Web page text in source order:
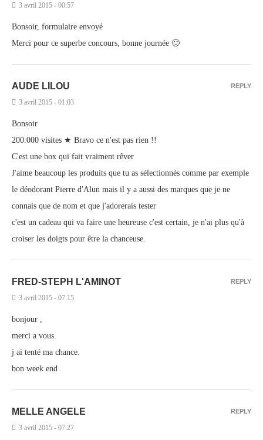
3 avril 2015 - 00:57
Bonsoir, formulaire envoyé
Merci pour ce superbe concours, bonne journée 🙂
AUDE LILOU
3 avril 2015 - 01:03
Bonsoir
200.000 visites ★ Bravo ce n'est pas rien !!
C'est une box qui fait vraiment rêver
J'aime beaucoup les produits que tu as sélectionnés comme par exemple
le déodorant Pierre d'Alun mais il y a aussi des marques que je ne
connais que de nom et que j'adorerais tester
c'est un cadeau qui va faire une heureuse c'est certain, je n'ai plus qu'à
croiser les doigts pour être la chanceuse.
REPLY
FRED-STEPH L'AMINOT
3 avril 2015 - 07:15
bonjour ,
merci a vous.
j ai tenté ma chance.
bon week end
REPLY
MELLE ANGELE
3 avril 2015 - 07:27
REPLY